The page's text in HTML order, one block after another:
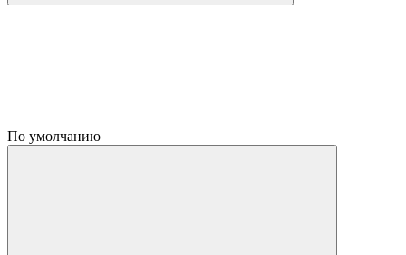
По умолчанию